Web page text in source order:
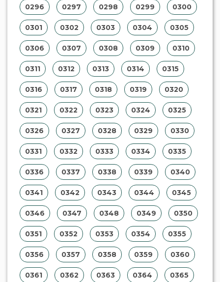
0296 0297 0298 0299 0300
0301 0302 0303 0304 0305
0306 0307 0308 0309 0310
0311 0312 0313 0314 0315
0316 0317 0318 0319 0320
0321 0322 0323 0324 0325
0326 0327 0328 0329 0330
0331 0332 0333 0334 0335
0336 0337 0338 0339 0340
0341 0342 0343 0344 0345
0346 0347 0348 0349 0350
0351 0352 0353 0354 0355
0356 0357 0358 0359 0360
0361 0362 0363 0364 0365